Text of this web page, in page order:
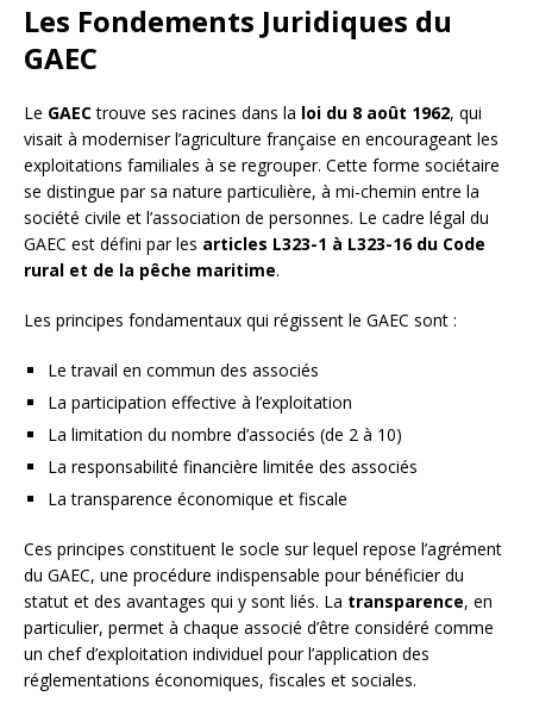
Les Fondements Juridiques du
GAEC
Le GAECtrouve ses racines dans la loi du 8 août 1962, qui
visait à moderniser l’agriculture française en encourageant les
exploitations familiales à se regrouper. Cette forme sociétaire
se distingue par sa nature particulière, à mi-chemin entre la
société civile et l’association de personnes. Le cadre légal du
GAEC est défini par les articles L323-1 à L323-16 du Code
rural et de la pêche maritime.
Les principes fondamentaux qui régissent le GAEC sont :
Le travail en commun des associés
La participation effective à l’exploitation
La limitation du nombre d’associés (de 2 à 10)
La responsabilité financière limitée des associés
La transparence économique et fiscale
Ces principes constituent le socle sur lequel repose l’agrément
du GAEC, une procédure indispensable pour bénéficier du
statut et des avantages qui y sont liés. La transparence, en
particulier, permet à chaque associé d’être considéré comme
un chef d’exploitation individuel pour l’application des
réglementations économiques, fiscales et sociales.